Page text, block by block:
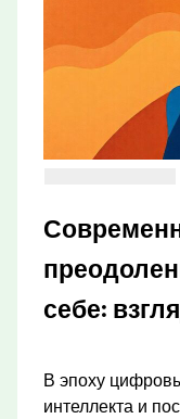
себе:
В эпоху
интеллекта и